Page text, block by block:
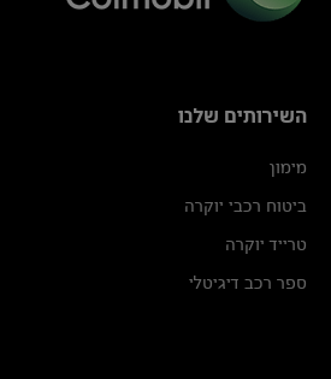
השירותים שלנו
מימון
ביטוח רכבי יוקרה
טרייד יוקרה
ספר רכב דיגיטלי